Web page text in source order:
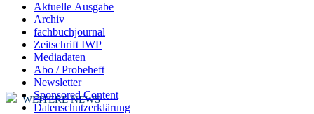
Aktuelle Ausgabe
Archiv
fachbuchjournal
Zeitschrift IWP
Mediadaten
Abo / Probeheft
Newsletter
Sponsored Content
Datenschutzerklärung
WEITERE NEWS